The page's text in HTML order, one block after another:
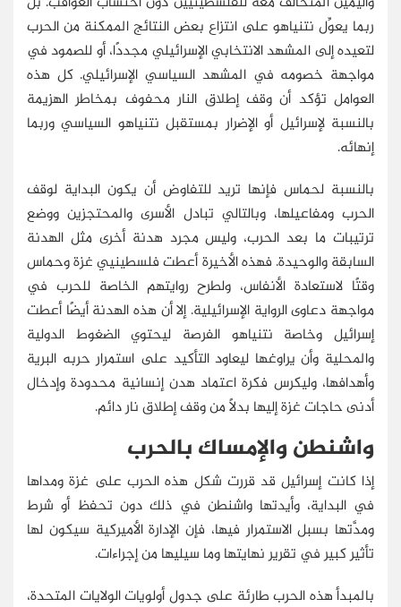
ربما يعوِّل نتنياهو على انتزاع بعض النتائج الممكنة من الحرب
لتعيده إلى المشهد الانتخابي الإسرائيلي مجددًا، أو للصمود في
مواجهة خصومه في المشهد السياسي الإسرائيلي. كل هذه
العوامل تؤكد أن وقف إطلاق النار محفوف بمخاطر الهزيمة
بالنسبة لإسرائيل أو الإضرار بمستقبل نتنياهو السياسي وربما
إنهائه.
بالنسبة لحماس فإنها تريد للتفاوض أن يكون البداية لوقف
الحرب ومفاعيلها، وبالتالي تبادل الأسرى والمحتجزين ووضع
ترتيبات ما بعد الحرب، وليس مجرد هدنة أخرى مثل الهدنة
السابقة والوحيدة. فهذه الأخيرة أعطت فلسطينيي غزة وحماس
وقتًا لاستعادة الأنفاس، ولطرح روايتهم الخاصة للحرب في
مواجهة دعاوى الرواية الإسرائيلية. إلا أن هذه الهدنة أيضًا أعطت
إسرائيل وخاصة نتنياهو الفرصة ليحتوي الضغوط الدولية
والمحلية وأن يراوغها ليعاود التأكيد على استمرار حربه البرية
وأهدافها، وليكرس فكرة اعتماد هدن إنسانية محدودة وإدخال
أدنى حاجات غزة إليها بدلًا من وقف إطلاق نار دائم.
واشنطن والإمساك بالحرب
إذا كانت إسرائيل قد قررت شكل هذه الحرب على غزة ومداها
في البداية، وأيدتها واشنطن في ذلك دون تحفظ أو شرط
ومدَّتها بسبل الاستمرار فيها، فإن الإدارة الأميركية سيكون لها
تأثير كبير في تقرير نهايتها وما سيليها من إجراءات.
بالمبدأ هذه الحرب طارئة على جدول أولويات الولايات المتحدة،